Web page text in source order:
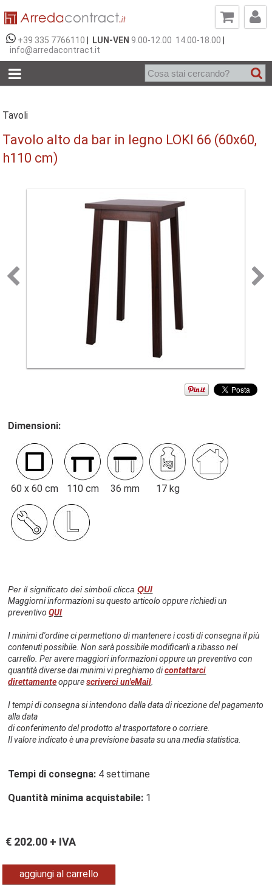
+39 335 7766110 LUN-VEN 9.00-12.00 14.00-18.00
info@arredacontract.it
Tavoli
Tavolo alto da bar in legno LOKI 66 (60x60,
h110 cm)
Dimensioni:
60 x 60 cm 110 cm 36 mm 17 kg
Per il significato dei simboli cliccaQUI
Maggiorni informazioni su questo articolo oppure richiedi un
preventivoQUI
I minimi d'ordine ci permettono di mantenere i costi di consegna il più
contenuti possibile. Non sarà possibile modificarli a ribasso nel
carrello. Per avere maggiori informazioni oppure un preventivo con
quantità diverse dai minimi vi preghiamo dicontattarci
direttamenteoppurescriverci un'eMail
I tempi di consegna si intendono dalla data di ricezione del pagamento
alla data
di conferimento del prodotto al trasportatore o corriere.
Il valore indicato è una previsione basata su una media statistica.
Tempi di consegna: 4 settimane
Quantità minima acquistabile: 1
€ 202.00 + IVA
aggiungi al carrello